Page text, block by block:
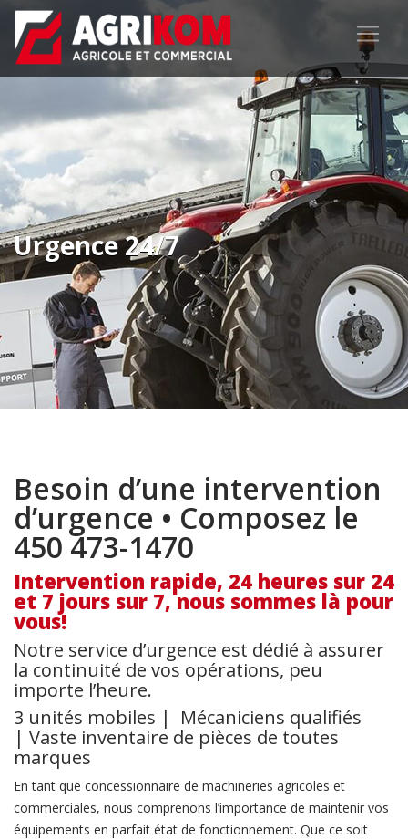
Urgence 24/7
Besoin d’une intervention
d’urgence • Composez le
450 473-1470
Intervention rapide, 24 heures sur 24
et 7 jours sur 7, nous sommes là pour
vous!
Notre service d’urgence est dédié à assurer
la continuité de vos opérations, peu
importe l’heure.
3 unités mobiles | Mécaniciens qualifiés
| Vaste inventaire de pièces de toutes
marques
En tant que concessionnaire de machineries agricoles et
commerciales, nous comprenons l’importance de maintenir vos
équipements en parfait état de fonctionnement. Que ce soit